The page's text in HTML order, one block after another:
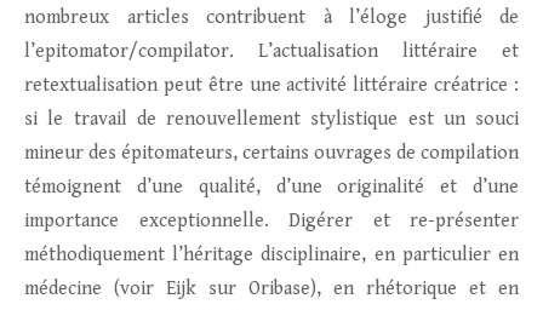
nombreux articles contribuent à l’éloge justifié de
l’epitomator/compilator. L’actualisation littéraire et
retextualisation peut être une activité littéraire créatrice :
si le travail de renouvellement stylistique est un souci
mineur des épitomateurs, certains ouvrages de compilation
témoignent d’une qualité, d’une originalité et d’une
importance exceptionnelle. Digérer et re-présenter
méthodiquement l’héritage disciplinaire, en particulier en
médecine (voir Eijk sur Oribase), en rhétorique et en